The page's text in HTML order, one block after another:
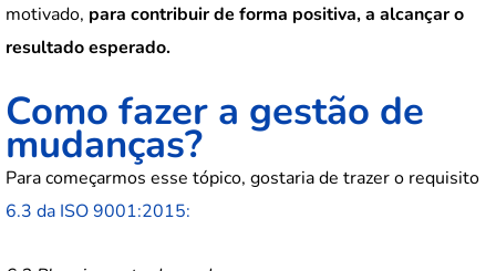
motivado, para contribuir de forma positiva, a alcançar o
resultado esperado.
Como fazer a gestão de
mudanças?
Para começarmos esse tópico, gostaria de trazer o requisito
6.3 da ISO 9001:2015: